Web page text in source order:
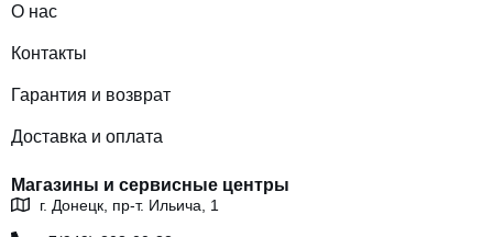
О нас
Контакты
Гарантия и возврат
Доставка и оплата
Магазины и сервисные центры
г. Донецк, пр-т. Ильича, 1